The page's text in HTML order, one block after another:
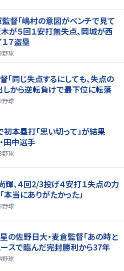
監督「嶋村の意図がベンチで見て
木が５回１安打無失点、岡城が西
７盗塁
野球
「同じ失点するにしても、失点の
しから逆転負けで最下位に転落
野球
本塁打「思い切って」が結果
田中選手
野球
輝、４回2/3投げ４安打１失点の力
当にありがたかった」
野球
星の佐野日大・麦倉監督「あの時と
ースで臨んだ完封勝利から37年
野球